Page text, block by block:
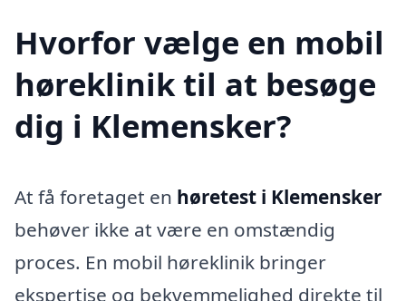
Hvorfor vælge en mobil
høreklinik til at besøge
dig i Klemensker?
At få foretaget en høretest i Klemensker
behøver ikke at være en omstændig
proces. En mobil høreklinik bringer
ekspertise og bekvemmelighed direkte til